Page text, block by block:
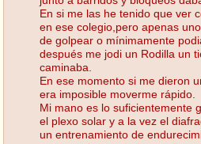
En si me las he tenido que ver
en ese colegio,pero apenas
de golpear o mínimamente
después me jodi un Rodilla un
caminaba.
En ese momento si me dieron
era imposible moverme rápido.
Mi mano es lo suficientemente
el plexo solar y a la vez el
un entrenamiento de